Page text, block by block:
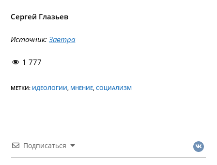
Сергей Глазьев
Источник:Завтра
1 777
МЕТКИ: ИДЕОЛОГИИ, МНЕНИЕ, СОЦИАЛИЗМ
Подписаться